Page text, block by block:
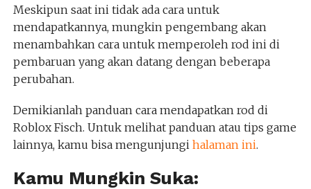
Meskipun saat ini tidak ada cara untuk
mendapatkannya, mungkin pengembang akan
menambahkan cara untuk memperoleh rod ini di
pembaruan yang akan datang dengan beberapa
perubahan.
Demikianlah panduan cara mendapatkan rod di
Roblox Fisch. Untuk melihat panduan atau tips game
lainnya, kamu bisa mengunjungi halaman ini.
Kamu Mungkin Suka: